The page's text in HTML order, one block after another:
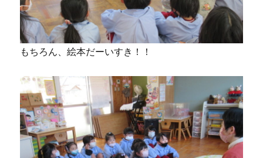
もちろん、絵本だーいすき！！